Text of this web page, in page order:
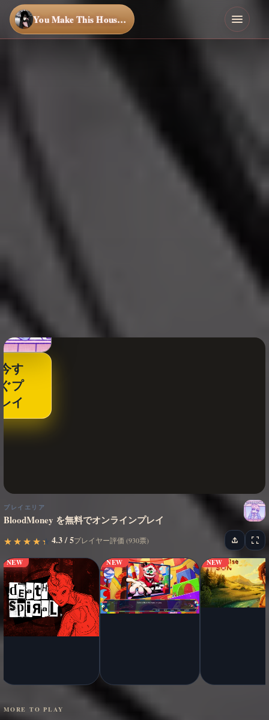
You Make This House a Home
今す
ぐプ
レイ
プレイエリア
BloodMoney を無料でオンラインプレイ
★
★ ★
★ ★
★ ★
★ ★★ 4.3 / 5プレイヤー評価 (930票)
NEW NEW NEW
MORE TO PLAY